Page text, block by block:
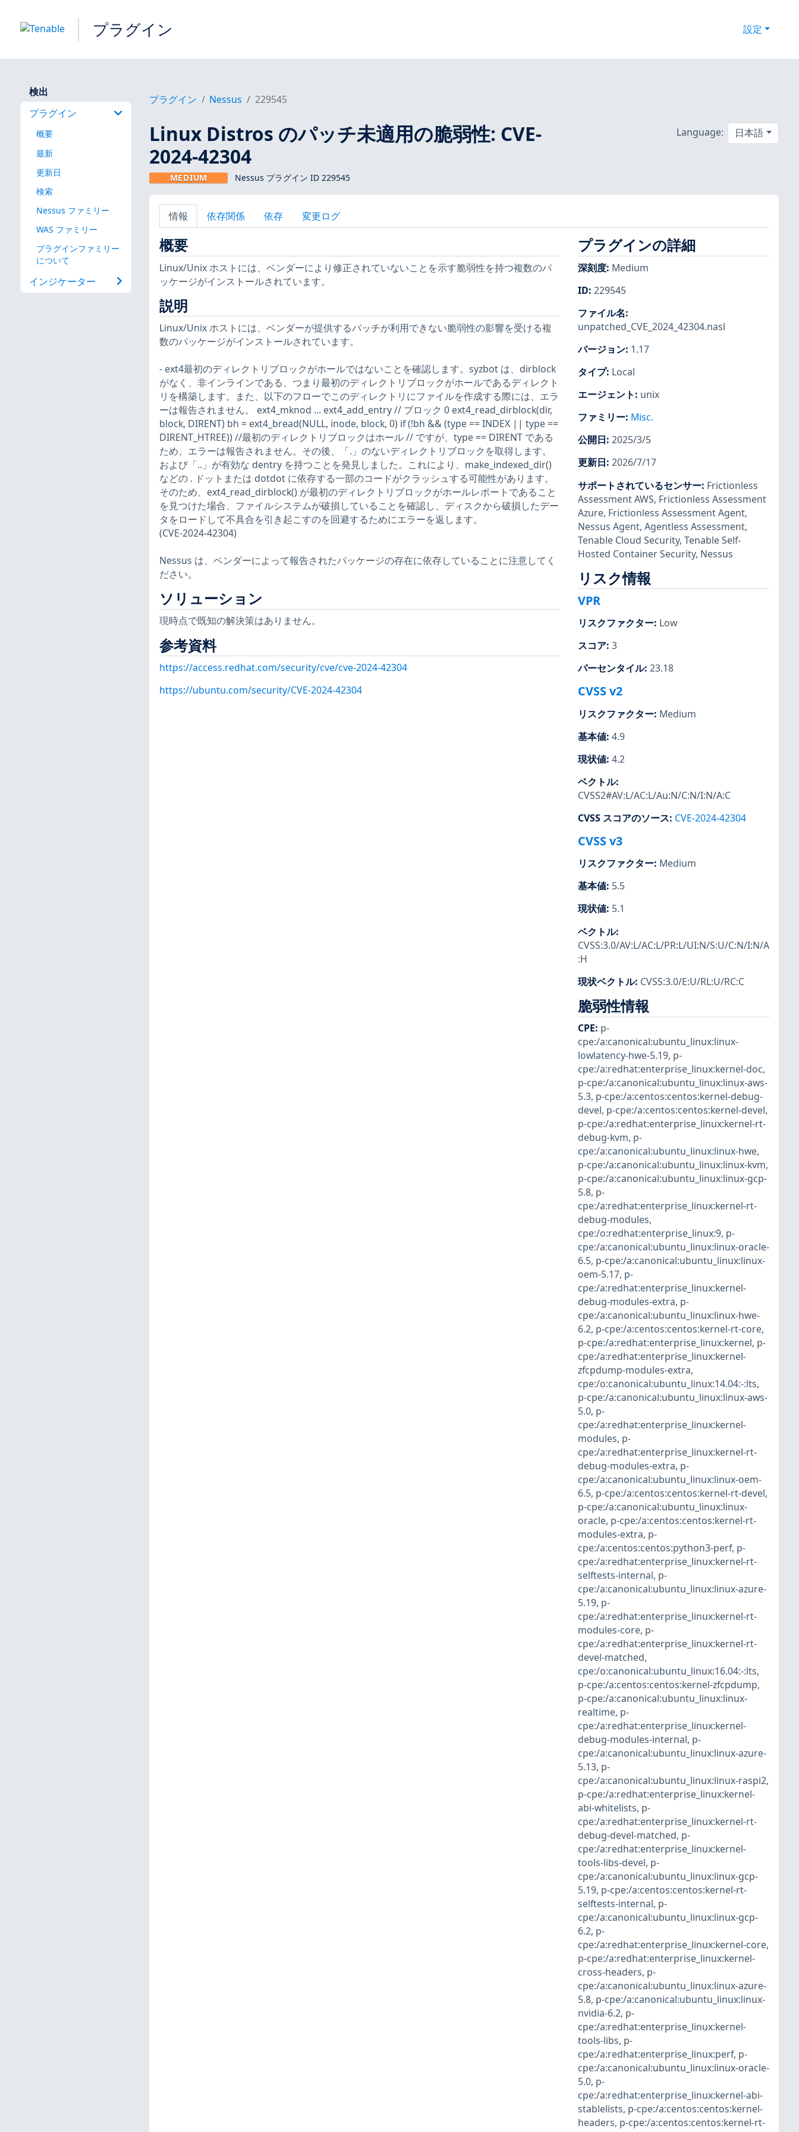
プラグイン 設定
検出
プラグイン
概要
最新
更新日
検索
Nessus ファミリー
WAS ファミリー
プラグインファミリー
について
インジケーター
プラグイン Nessus 229545
Linux Distros のパッチ未適用の脆弱性: CVE-
2024-42304
MEDIUM Nessus プラグイン ID 229545
Language: 日本語
情報 依存関係 依存 変更ログ
概要
Linux/Unix ホストには、ベンダーにより修正されていないことを示す脆弱性を持つ複数のパ
ッケージがインストールされています。
説明
Linux/Unix ホストには、ベンダーが提供するパッチが利用できない脆弱性の影響を受ける複
数のパッケージがインストールされています。
- ext4最初のディレクトリブロックがホールではないことを確認します。syzbot は、dirblock
がなく、非インラインである、つまり最初のディレクトリブロックがホールであるディレクト
リを構築します。また、以下のフローでこのディレクトリにファイルを作成する際には、エラ
ーは報告されません。 ext4_mknod ... ext4_add_entry // ブロック 0 ext4_read_dirblock(dir,
block, DIRENT) bh = ext4_bread(NULL, inode, block, 0) if (!bh && (type == INDEX || type ==
DIRENT_HTREE)) //最初のディレクトリブロックはホール // ですが、type == DIRENT である
ため、エラーは報告されません。その後、「.」のないディレクトリブロックを取得します。
および「..」が有効な dentry を持つことを発見しました。これにより、make_indexed_dir()
などの . ドットまたは dotdot に依存する一部のコードがクラッシュする可能性があります。
そのため、ext4_read_dirblock() が最初のディレクトリブロックがホールレポートであること
を見つけた場合、ファイルシステムが破損していることを確認し、ディスクから破損したデー
タをロードして不具合を引き起こすのを回避するためにエラーを返します。
(CVE-2024-42304)
Nessus は、ベンダーによって報告されたパッケージの存在に依存していることに注意してく
ださい。
ソリューション
現時点で既知の解決策はありません。
参考資料
https://access.redhat.com/security/cve/cve-2024-42304
https://ubuntu.com/security/CVE-2024-42304
プラグインの詳細
深刻度: Medium
ID: 229545
ファイル名:
unpatched_CVE_2024_42304.nasl
バージョン: 1.17
タイプ: Local
エージェント: unix
ファミリー: Misc.
公開日: 2025/3/5
更新日: 2026/7/17
サポートされているセンサー: Frictionless
Assessment AWS, Frictionless Assessment
Azure, Frictionless Assessment Agent,
Nessus Agent, Agentless Assessment,
Tenable Cloud Security, Tenable Self-
Hosted Container Security, Nessus
リスク情報
VPR
リスクファクター: Low
スコア: 3
パーセンタイル: 23.18
CVSS v2
リスクファクター: Medium
基本値: 4.9
現状値: 4.2
ベクトル:
CVSS2#AV:L/AC:L/Au:N/C:N/I:N/A:C
CVSS スコアのソース: CVE-2024-42304
CVSS v3
リスクファクター: Medium
基本値: 5.5
現状値: 5.1
ベクトル:
CVSS:3.0/AV:L/AC:L/PR:L/UI:N/S:U/C:N/I:N/A
:H
現状ベクトル: CVSS:3.0/E:U/RL:U/RC:C
脆弱性情報
CPE: p-
cpe:/a:canonical:ubuntu_linux:linux-
lowlatency-hwe-5.19, p-
cpe:/a:redhat:enterprise_linux:kernel-doc,
p-cpe:/a:canonical:ubuntu_linux:linux-aws-
5.3, p-cpe:/a:centos:centos:kernel-debug-
devel, p-cpe:/a:centos:centos:kernel-devel,
p-cpe:/a:redhat:enterprise_linux:kernel-rt-
debug-kvm, p-
cpe:/a:canonical:ubuntu_linux:linux-hwe,
p-cpe:/a:canonical:ubuntu_linux:linux-kvm,
p-cpe:/a:canonical:ubuntu_linux:linux-gcp-
5.8, p-
cpe:/a:redhat:enterprise_linux:kernel-rt-
debug-modules,
cpe:/o:redhat:enterprise_linux:9, p-
cpe:/a:canonical:ubuntu_linux:linux-oracle-
6.5, p-cpe:/a:canonical:ubuntu_linux:linux-
oem-5.17, p-
cpe:/a:redhat:enterprise_linux:kernel-
debug-modules-extra, p-
cpe:/a:canonical:ubuntu_linux:linux-hwe-
6.2, p-cpe:/a:centos:centos:kernel-rt-core,
p-cpe:/a:redhat:enterprise_linux:kernel, p-
cpe:/a:redhat:enterprise_linux:kernel-
zfcpdump-modules-extra,
cpe:/o:canonical:ubuntu_linux:14.04:-:lts,
p-cpe:/a:canonical:ubuntu_linux:linux-aws-
5.0, p-
cpe:/a:redhat:enterprise_linux:kernel-
modules, p-
cpe:/a:redhat:enterprise_linux:kernel-rt-
debug-modules-extra, p-
cpe:/a:canonical:ubuntu_linux:linux-oem-
6.5, p-cpe:/a:centos:centos:kernel-rt-devel,
p-cpe:/a:canonical:ubuntu_linux:linux-
oracle, p-cpe:/a:centos:centos:kernel-rt-
modules-extra, p-
cpe:/a:centos:centos:python3-perf, p-
cpe:/a:redhat:enterprise_linux:kernel-rt-
selftests-internal, p-
cpe:/a:canonical:ubuntu_linux:linux-azure-
5.19, p-
cpe:/a:redhat:enterprise_linux:kernel-rt-
modules-core, p-
cpe:/a:redhat:enterprise_linux:kernel-rt-
devel-matched,
cpe:/o:canonical:ubuntu_linux:16.04:-:lts,
p-cpe:/a:centos:centos:kernel-zfcpdump,
p-cpe:/a:canonical:ubuntu_linux:linux-
realtime, p-
cpe:/a:redhat:enterprise_linux:kernel-
debug-modules-internal, p-
cpe:/a:canonical:ubuntu_linux:linux-azure-
5.13, p-
cpe:/a:canonical:ubuntu_linux:linux-raspi2,
p-cpe:/a:redhat:enterprise_linux:kernel-
abi-whitelists, p-
cpe:/a:redhat:enterprise_linux:kernel-rt-
debug-devel-matched, p-
cpe:/a:redhat:enterprise_linux:kernel-
tools-libs-devel, p-
cpe:/a:canonical:ubuntu_linux:linux-gcp-
5.19, p-cpe:/a:centos:centos:kernel-rt-
selftests-internal, p-
cpe:/a:canonical:ubuntu_linux:linux-gcp-
6.2, p-
cpe:/a:redhat:enterprise_linux:kernel-core,
p-cpe:/a:redhat:enterprise_linux:kernel-
cross-headers, p-
cpe:/a:canonical:ubuntu_linux:linux-azure-
5.8, p-cpe:/a:canonical:ubuntu_linux:linux-
nvidia-6.2, p-
cpe:/a:redhat:enterprise_linux:kernel-
tools-libs, p-
cpe:/a:redhat:enterprise_linux:perf, p-
cpe:/a:canonical:ubuntu_linux:linux-oracle-
5.0, p-
cpe:/a:redhat:enterprise_linux:kernel-abi-
stablelists, p-cpe:/a:centos:centos:kernel-
headers, p-cpe:/a:centos:centos:kernel-rt-